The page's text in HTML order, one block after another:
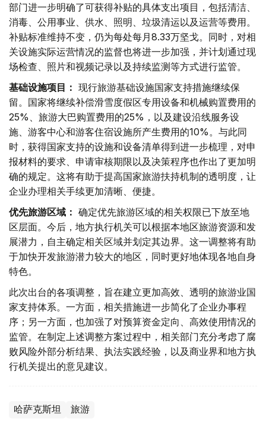
部门进一步明确了可获得补贴的具体支出项目，包括清洁、
消毒、公用事业、供水、照明、垃圾清运以及运营等费用。
补贴标准维持不变，仍为每处每月8.33万坚戈。同时，对相
关设施实际运营情况的监督也将进一步加强，并计划通过现
场检查、照片和视频记录以及持续监测等方式进行监管。
基础设施项目： 现行旅游基础设施国家支持措施继续保
留。国家将继续补偿滑雪度假区专用设备和机械购置费用的
25%、旅游大巴购置费用的25%，以及建设沿线服务设
施、游客中心和游客住宿设施所产生费用的10%。与此同
时，获得国家支持的设施和设备清单得到进一步梳理，对申
报材料的要求、申请审核期限以及决策程序也作出了更加明
确的规定。这将有助于提高国家旅游扶持机制的透明度，让
企业办理相关手续更加清晰、便捷。
优先旅游区域： 确定优先旅游区域的相关权限已下放至地
区层面。今后，地方执行机关可以根据本地区旅游资源和发
展潜力，自主确定相关区域并划定其边界。这一调整将有助
于加快开发旅游潜力较大的地区，同时更好地体现各地自身
特色。
此次出台的各项调整，旨在建立更加高效、透明的旅游业国
家支持体系。一方面，相关措施进一步简化了企业办事程
序；另一方面，也加强了对预算资金定向、高效使用情况的
监管。在制定上述调整方案过程中，相关部门充分考虑了腐
败风险外部分析结果、执法实践经验，以及商业界和地方执
行机关提出的意见建议。
哈萨克斯坦 旅游